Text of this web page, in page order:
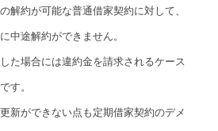
解約が可能な普通借家契約に対して、
中途解約ができません。
た場合には違約金を請求されるケース
す。
新ができない点も定期借家契約のデメ